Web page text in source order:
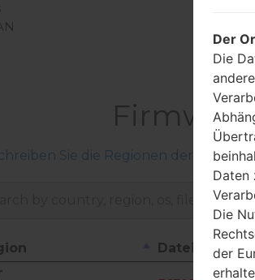
Firmware
Sie die Regionen der LG-
Dateiname
Dateiname
Der
Die
Daten
Die
der